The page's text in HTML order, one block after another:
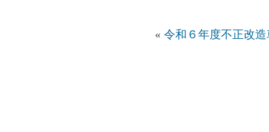
« 令和６年度不正改